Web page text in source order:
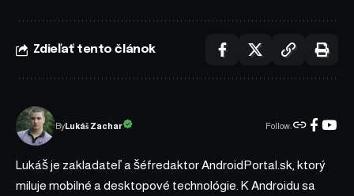
Zdieľať tento článok
ByLukáš Zachar Follow:
Lukáš je zakladateľ a šéfredaktor AndroidPortal.sk, ktorý
miluje mobilné a desktopové technológie. K Androidu sa